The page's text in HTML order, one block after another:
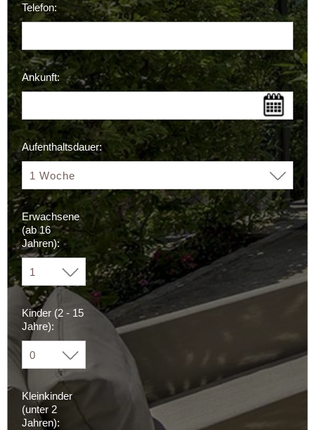
Telefon:
Ankunft:
Aufenthaltsdauer:
Erwachsene
(ab 16
Jahren):
Kinder (2 - 15
Jahre):
Kleinkinder
(unter 2
Jahren):